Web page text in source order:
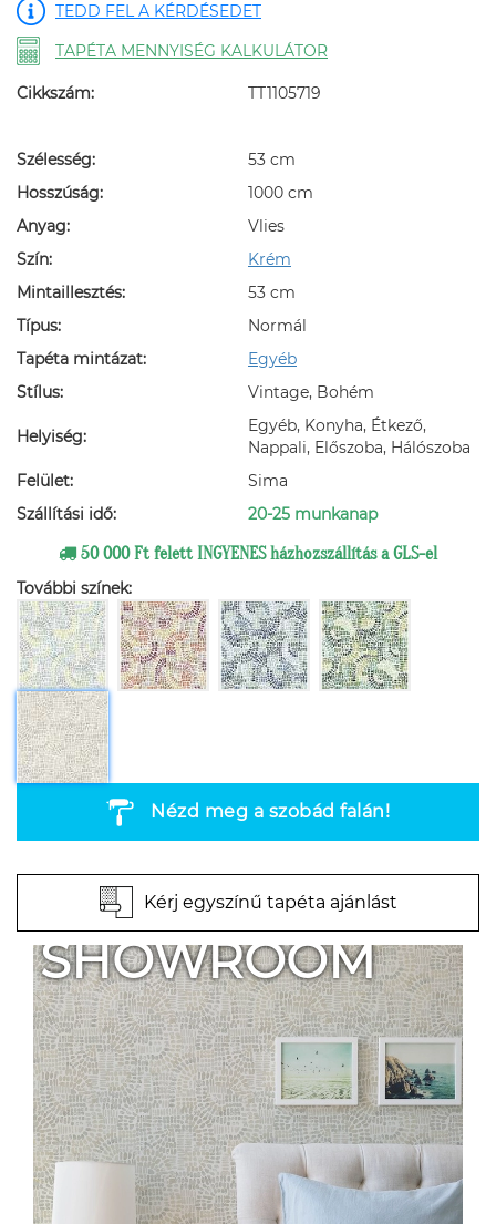
TEDD FEL A KÉRDÉSEDET
TAPÉTA MENNYISÉG KALKULÁTOR
Cikkszám: TT1105719
Szélesség:
53 cm
Hosszúság:
1000 cm
Anyag:
Vlies
Szín:
Krém
Mintaillesztés:
53 cm
Típus:
Normál
Tapéta mintázat:
Egyéb
Stílus:
Vintage, Bohém
Helyiség:
Egyéb, Konyha, Étkező,
Nappali, Előszoba, Hálószoba
Felület:
Sima
Szállítási idő:
20-25 munkanap
50 000 Ft felett INGYENES házhozszállítás a GLS-el
További színek:
Nézd meg a szobád falán!
Kérj egyszínű tapéta ajánlást
SHOWROOM